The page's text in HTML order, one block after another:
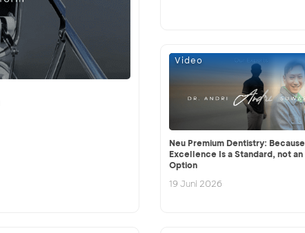
Video
Neu Premium Dentistry: Because
Excellence Is a Standard, not an
Option
19 Juni 2026